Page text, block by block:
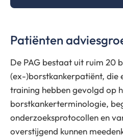
Patiënten
De PAG bestaat uit ruim 20
(ex-)borstkankerpatiënt, die
training hebben gevolgd op
borstkankerterminologie,
onderzoeksprotocollen en
overstijgend kunnen